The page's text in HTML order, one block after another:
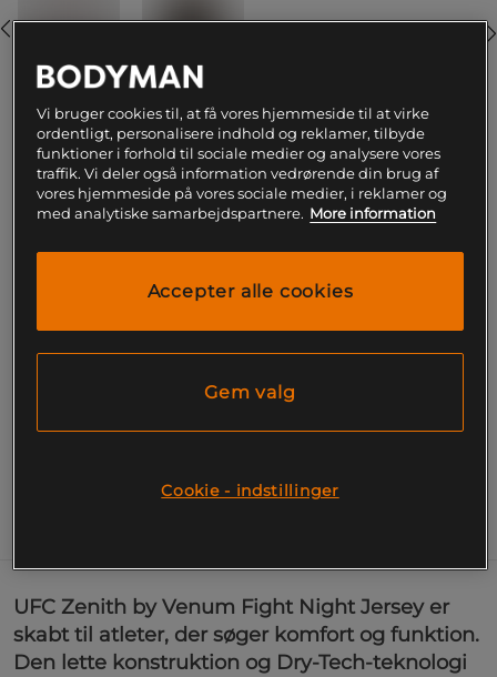
L
Føj til indkøbskurven
Gratis fragt over 199
Gratis
retur
fortrydelsesret
SKU #VNMUFC-00479-002R | EAN3611442073070
Præstationsshirt med avanceret teknologi til
UFC Zenith by Venum Fight Night Jersey er
skabt til atleter, der søger komfort og funktion.
Den lette konstruktion og Dry-Tech-teknologi
Vi bruger cookies til, at få vores hjemmeside til at virke
ordentligt, personalisere indhold og reklamer, tilbyde
funktioner i forhold til sociale medier og analysere vores
traffik. Vi deler også information vedrørende din brug af
vores hjemmeside på vores sociale medier, i reklamer og
med analytiske samarbejdspartnere. More information
Accepter alle cookies
Gem valg
Cookie - indstillinger